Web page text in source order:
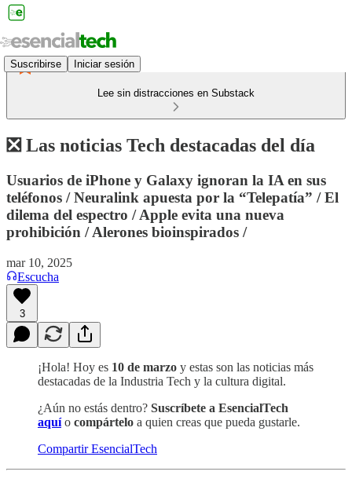
Suscribirse Iniciar sesión
Lee sin distracciones en Substack
❎ Las noticias Tech destacadas del día
Usuarios de iPhone y Galaxy ignoran la IA en sus
teléfonos / Neuralink apuesta por la “Telepatía” / El
dilema del espectro / Apple evita una nueva
prohibición / Alerones bioinspirados /
mar 10, 2025
Escucha
3
¡Hola! Hoy es 10 de marzo y estas son las noticias más
destacadas de la Industria Tech y la cultura digital.
¿Aún no estás dentro? Suscríbete a EsencialTech
aquí o compártelo a quien creas que pueda gustarle.
Compartir EsencialTech